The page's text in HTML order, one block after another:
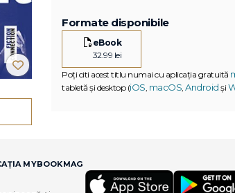
Formate disponibile
eBook
32.99 lei
Poți citi acest titlu numai cu aplicația gratuită
tabletă și desktop (iOS macOS Android și
MYBOOKMAG